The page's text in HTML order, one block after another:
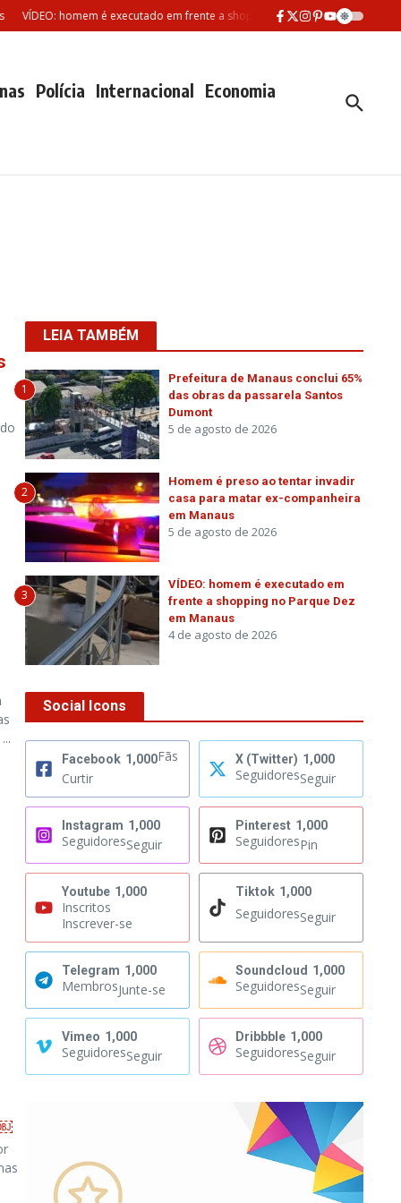
homem é executado em frente a shopping no Parque Dez em Manaus
Polícia Internacional Economia
LEIA TAMBÉM
1
Prefeitura de Manaus conclui 65%
das obras da passarela Santos
Dumont
5 de agosto de 2026
2
Homem é preso ao tentar invadir
casa para matar ex-companheira
em Manaus
5 de agosto de 2026
3
VÍDEO: homem é executado em
frente a shopping no Parque Dez
em Manaus
4 de agosto de 2026
Social Icons
Facebook 1,000Fãs
Curtir
X (Twitter) 1,000
SeguidoresSeguir
Instagram 1,000
SeguidoresSeguir
Pinterest 1,000
SeguidoresPin
Youtube 1,000
Inscritos
Inscrever-se
Tiktok 1,000
SeguidoresSeguir
Telegram 1,000
MembrosJunte-se
Soundcloud 1,000
SeguidoresSeguir
Vimeo 1,000
SeguidoresSeguir
Dribbble 1,000
SeguidoresSeguir